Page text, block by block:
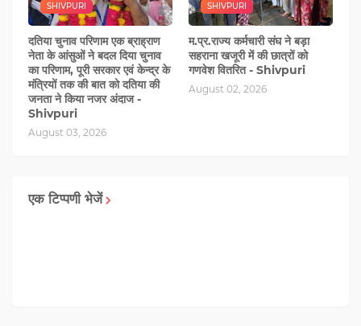
SHIVPURI
दतिया चुनाव परिणाम एक ब्राह्राण
नेता के आंसुओं ने बदल दिया चुनाव
का परिणाम, पूरी सरकार एवं केन्द्र के
मंत्रियों तक की बात को दतिया की
जनता ने किया नजर अंदाज -
Shivpuri
August 03, 2026
SHIVPURI
म.प्र.राज्य कर्मचारी संघ ने बड़ा
सहराना खजूरी में की छात्रों को
गणवेश वितरित - Shivpuri
August 02, 2026
एक टिप्पणी भेजें